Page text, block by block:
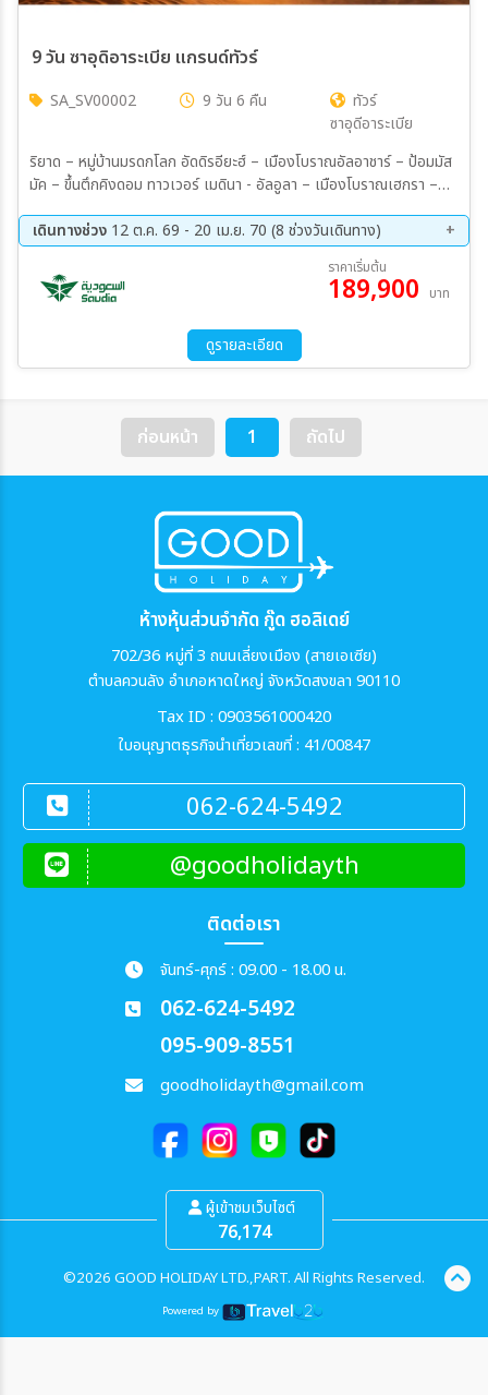
9 วัน ซาอุดิอาระเบีย แกรนด์ทัวร์
SA_SV00002 9 วัน 6 คืน
ทัวร์
ซาอุดีอาระเบีย
ริยาด – หมู่บ้านมรดกโลก อัดดิรอียะฮ์ – เมืองโบราณอัลอาชาร์ – ป้อมมัส
มัค – ขึ้นตึกคิงดอม ทาวเวอร์ เมดินา - อัลอูลา – เมืองโบราณเฮกรา –
- Dune Safari – เมืองมรดกโลกอัล บาลัด – รถไฟความเร็วสูง (High
Speed Train)
เดินทางช่วง 12 ต.ค. 69 - 20 เม.ย. 70 (8 ช่วงวันเดินทาง)
19 ต.ค. 69 - 27 ต.ค. 69
30 พ.ย. 69 - 08 ธ.ค. 69
28 ธ.ค. 69 - 05 ม.ค. 70
18 ม.ค. 70 - 26 ม.ค. 70
15 ก.พ. 70 - 23 ก.พ. 70
12 เม.ย. 70 - 20 เม.ย. 70
ราคาเริ่มต้น
189,900 บาท
ดูรายละเอียด
ก่อนหน้า 1 ถัดไป
ห้างหุ้นส่วนจำกัด กู๊ด ฮอลิเดย์
702/36 หมู่ที่ 3 ถนนเลี่ยงเมือง (สายเอเซีย)
ตำบลควนลัง อำเภอหาดใหญ่ จังหวัดสงขลา 90110
Tax ID : 0903561000420
ใบอนุญาตธุรกิจนำเที่ยวเลขที่ : 41/00847
062-624-5492
@goodholidayth
ติดต่อเรา
จันทร์-ศุกร์ : 09.00 - 18.00 น.
062-624-5492
095-909-8551
goodholidayth@gmail.com
ผู้เข้าชมเว็บไซต์
76,174
©2026 GOOD HOLIDAY LTD.,PART. All Rights Reserved.
Powered by